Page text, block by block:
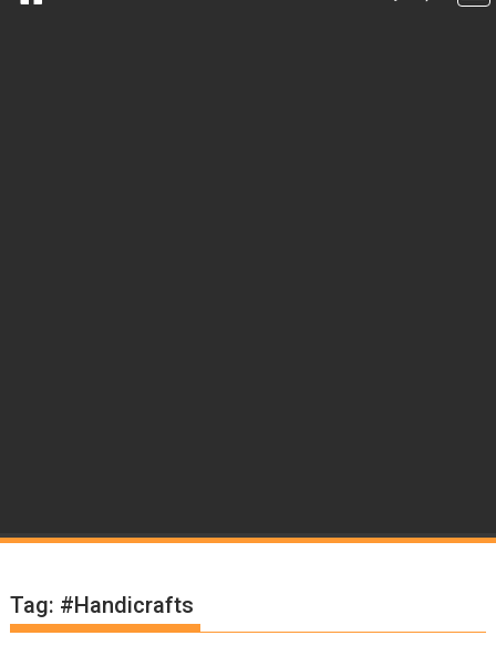
Tag: #Handicrafts